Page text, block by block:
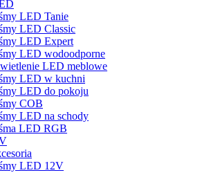
LED Tanie
LED Classic
LED Expert
LED wodoodporne
LED meblowe
LED w kuchni
LED do pokoju
COB
LED na schody
LED RGB
LED 12V